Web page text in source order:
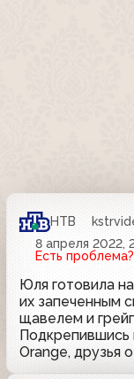
НТВ
8 апреля 2022,
Есть проблема?
Юля готовила
их запеченным
щавелем и
Подкрепившись
Orange, друзья